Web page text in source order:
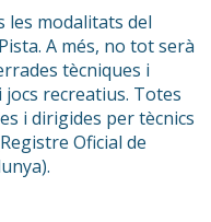
les modalitats del
A més, no tot serà
tècniques i
recreatius. Totes
i dirigides per tècnics
Oficial de